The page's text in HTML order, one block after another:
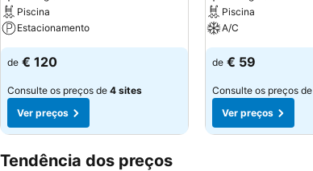
Piscina
Estacionamento
de € 120
Consulte os preços de 4 sites
Ver preços
Piscina
A/C
de € 59
Consulte os preços de
Ver preços
Tendência dos preços